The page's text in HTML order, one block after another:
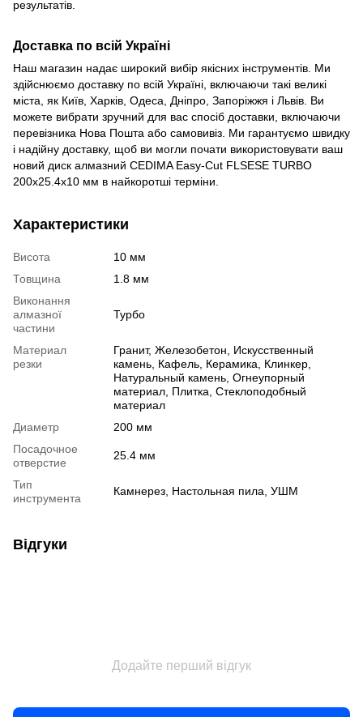
результатів.
Доставка по всій Україні
Наш магазин надає широкий вибір якісних інструментів. Ми
здійснюємо доставку по всій Україні, включаючи такі великі
міста, як Київ, Харків, Одеса, Дніпро, Запоріжжя і Львів. Ви
можете вибрати зручний для вас спосіб доставки, включаючи
перевізника Нова Пошта або самовивіз. Ми гарантуємо швидку
і надійну доставку, щоб ви могли почати використовувати ваш
новий диск алмазний CEDIMA Easy-Cut FLSESE TURBO
200х25.4х10 мм в найкоротші терміни.
Характеристики
Висота
10 мм
Товщина
1.8 мм
Виконання
алмазної
частини
Турбо
Материал
резки
Гранит, Железобетон, Искусственный
камень, Кафель, Керамика, Клинкер,
Натуральный камень, Огнеупорный
материал, Плитка, Стеклоподобный
материал
Диаметр
200 мм
Посадочное
отверстие
25.4 мм
Тип
инструмента
Камнерез, Настольная пила, УШМ
Відгуки
Додайте перший відгук